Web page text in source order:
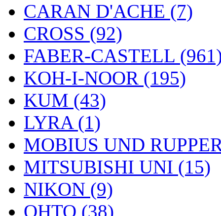
CARAN D'ACHE (7)
CROSS (92)
FABER-CASTELL
KOH-I-NOOR (195)
KUM (43)
LYRA (1)
MOBIUS UND
MITSUBISHI UNI (15)
NIKON (9)
OHTO (38)